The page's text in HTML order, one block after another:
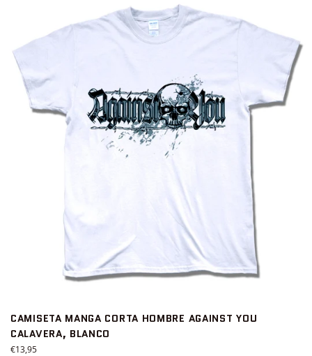
CAMISETA MANGA CORTA HOMBRE AGAINST YOU
CALAVERA, BLANCO
Precio
€13,95